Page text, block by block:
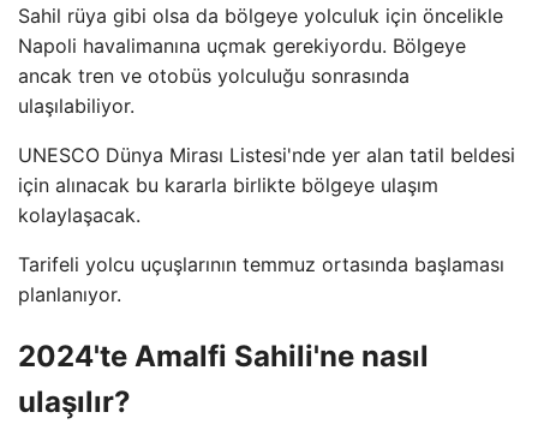
Sahil rüya gibi olsa da bölgeye yolculuk için öncelikle
Napoli havalimanına uçmak gerekiyordu. Bölgeye
ancak tren ve otobüs yolculuğu sonrasında
ulaşılabiliyor.
UNESCO Dünya Mirası Listesi'nde yer alan tatil beldesi
için alınacak bu kararla birlikte bölgeye ulaşım
kolaylaşacak.
Tarifeli yolcu uçuşlarının temmuz ortasında başlaması
planlanıyor.
2024'te Amalfi Sahili'ne nasıl
ulaşılır?